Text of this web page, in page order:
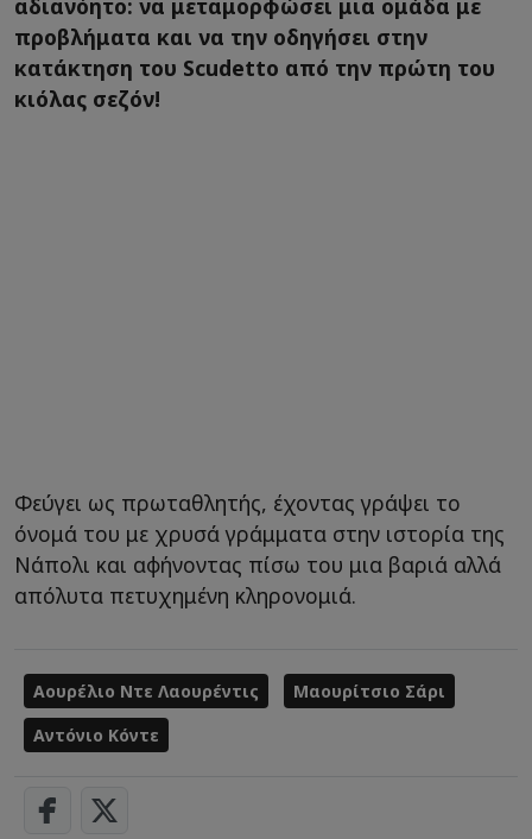
αδιανόητο: να μεταμορφώσει μια ομάδα με
προβλήματα και να την οδηγήσει στην
κατάκτηση του Scudetto από την πρώτη του
κιόλας σεζόν!
Φεύγει ως πρωταθλητής, έχοντας γράψει το
όνομά του με χρυσά γράμματα στην ιστορία της
Νάπολι και αφήνοντας πίσω του μια βαριά αλλά
απόλυτα πετυχημένη κληρονομιά.
Αουρέλιο Ντε Λαουρέντις
Μαουρίτσιο Σάρι
Αντόνιο Κόντε